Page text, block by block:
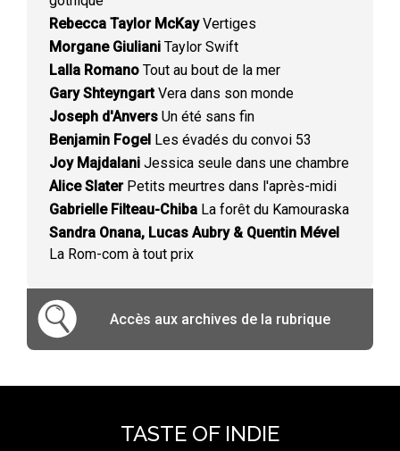
Rebecca Taylor McKayVertiges
Morgane Giuliani Taylor Swift
Lalla Romano Tout au bout de la mer
Gary ShteyngartVera dans son monde
Joseph d'Anvers Un été sans fin
Benjamin Fogel Les évadés du convoi 53
Joy Majdalani Jessica seule dans une chambre
Alice SlaterPetits meurtres dans l'après-midi
Gabrielle Filteau-Chiba La forêt du Kamouraska
Sandra Onana, Lucas Aubry & Quentin Mével
La Rom-com à tout prix
Accès aux archives de la rubrique
TASTE OF INDIE